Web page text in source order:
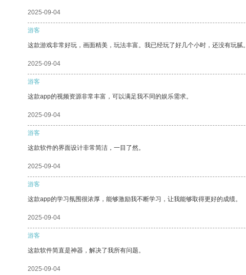
2025-09-04
游客
这款游戏非常好玩，画面精美，玩法丰富。我已经玩了好几个小时，还没有玩腻。
2025-09-04
游客
这款app的视频资源非常丰富，可以满足我不同的娱乐需求。
2025-09-04
游客
这款软件的界面设计非常简洁，一目了然。
2025-09-04
游客
这款app的学习氛围很浓厚，能够激励我不断学习，让我能够取得更好的成绩。
2025-09-04
游客
这款软件简直是神器，解决了我所有问题。
2025-09-04